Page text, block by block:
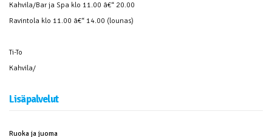
Kahvila/Bar ja Spa klo 11.00 â€“ 20.00
Ravintola klo 11.00 â€“ 14.00 (lounas)
Ti-To
Kahvila/
Lisäpalvelut
Ruoka ja juoma